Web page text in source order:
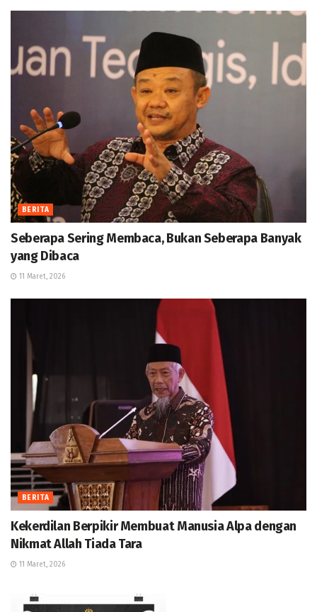
BERITA
Seberapa Sering Membaca, Bukan Seberapa Banyak
yang Dibaca
11 Maret, 2026
BERITA
Kekerdilan Berpikir Membuat Manusia Alpa dengan
Nikmat Allah Tiada Tara
11 Maret, 2026